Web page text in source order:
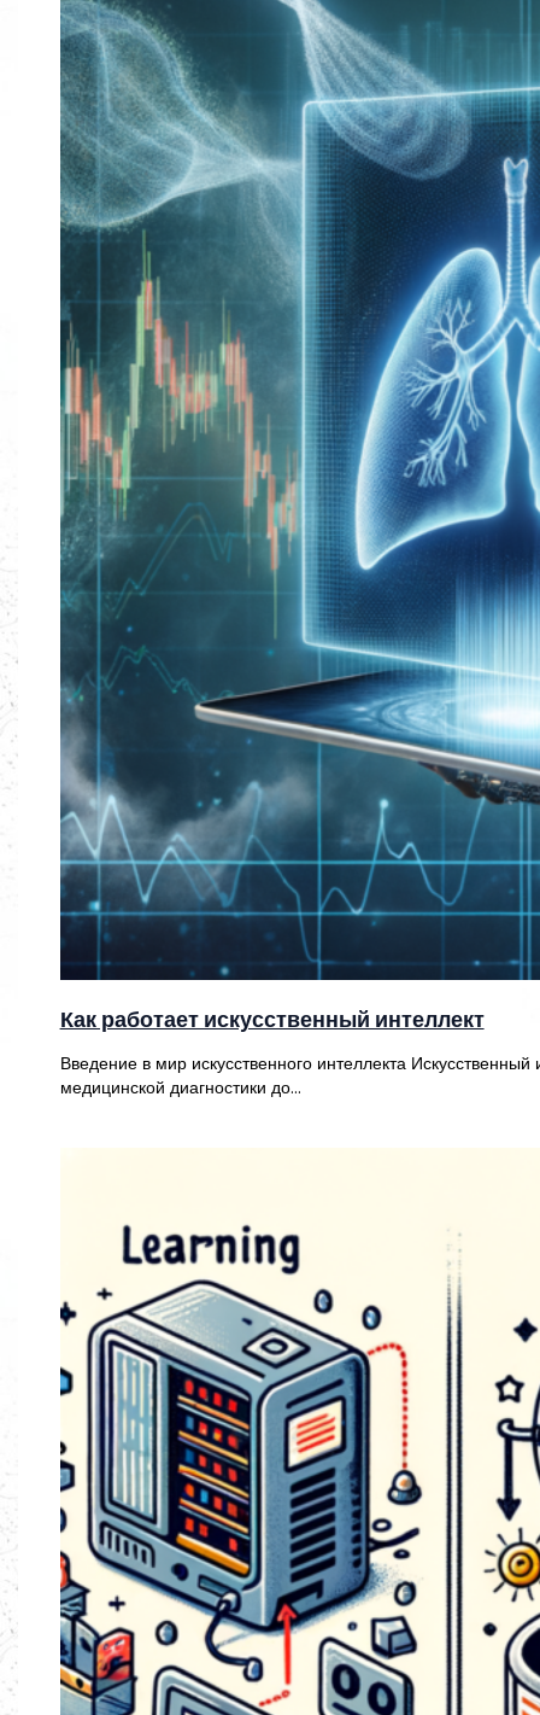
Как работает искусственный интеллект
Введение в мир искусственного интеллекта
медицинской диагностики до…